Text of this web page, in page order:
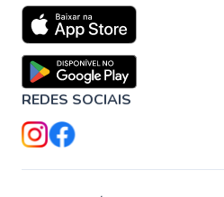
REDES SOCIAIS